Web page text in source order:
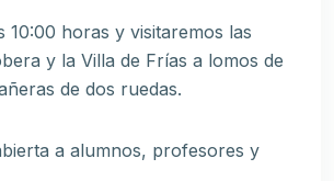
10:00 horas y visitaremos las
y la Villa de Frías a lomos de
de dos ruedas.
a alumnos, profesores y